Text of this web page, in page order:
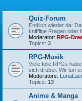
Quiz-Forum
Endlich wieder da:
knifflige Fragen oder
Moderator: RPG-
Topics: 3
RPG-Musik
Viele tolle RPGs
sich drüber. Wir tun
Moderators:
Topics: 13
Anime & Manga